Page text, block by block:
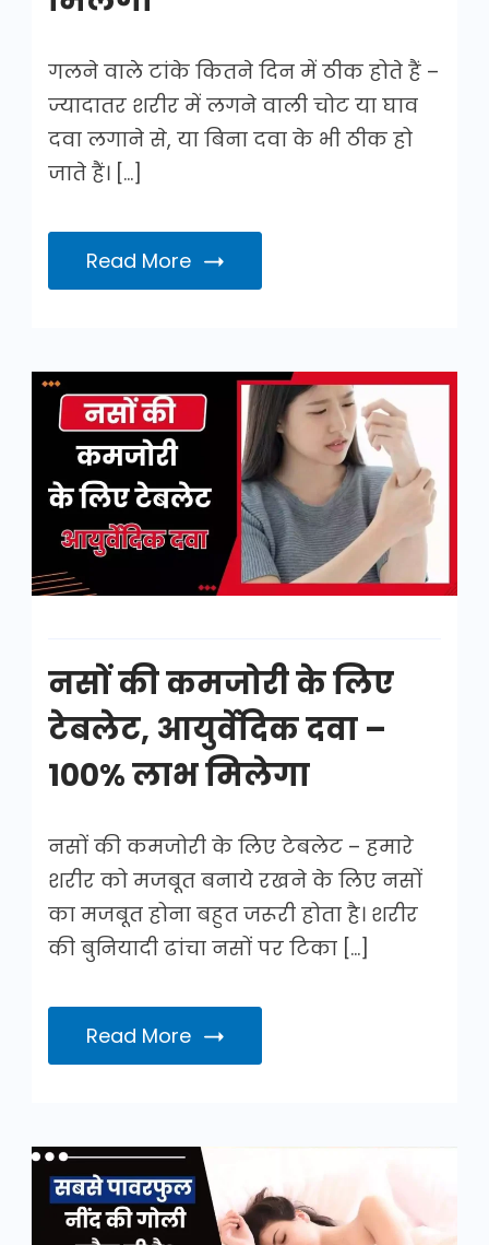
गलने वाले टांके कितने दिन में ठीक होते हैं –
ज्यादातर शरीर में लगने वाली चोट या घाव
दवा लगाने से, या बिना दवा के भी ठीक हो
जाते हैं। […]
Read More
नसों
कमजोरी
के
लिए
टेबलेट
नसों की कमजोरी के लिए
टेबलेट, आयुर्वेदिक दवा –
100% लाभ मिलेगा
नसों की कमजोरी के लिए टेबलेट – हमारे
शरीर को मजबूत बनाये रखने के लिए नसों
का मजबूत होना बहुत जरूरी होता है। शरीर
की बुनियादी ढांचा नसों पर टिका […]
Read More
सबसे
पावरफुल
नींद